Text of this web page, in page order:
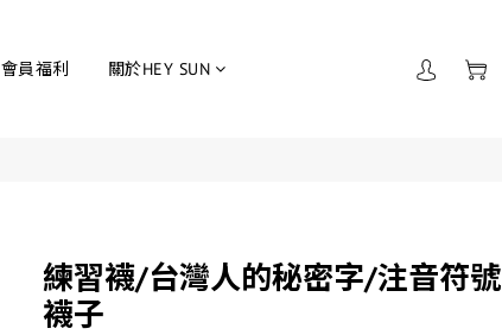
會員福利 關於HEY SUN
練習襪/台灣人的秘密字/注音符號
襪子